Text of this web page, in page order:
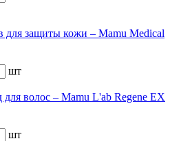
для защиты кожи – Mamu Medical
шт
волос – Mamu L'ab Regene EX
шт